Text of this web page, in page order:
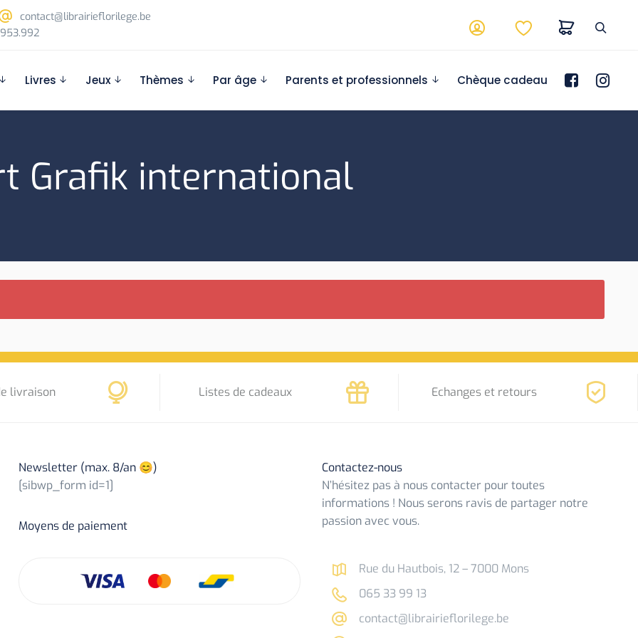
contact@librairieflorilege.be
Livres Jeux Thèmes Par âge Parents et professionnels Chèque cadeau
Grafik international
livraison Listes de cadeaux Echanges et retours
Newsletter (max. 8/an 😊)
[sibwp_form id=1]
Moyens de paiement
Contactez-nous
N’hésitez pas à nous contacter pour toutes
informations ! Nous serons ravis de partager notre
passion avec vous.
Rue du Hautbois, 12 – 7000 Mons
065 33 99 13
contact@librairieflorilege.be